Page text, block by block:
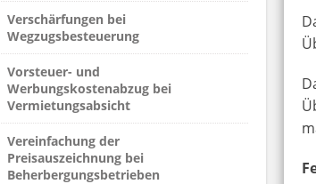
Verschärfungen bei
Wegzugsbesteuerung
Vorsteuer- und
Werbungskostenabzug bei
Vermietungsabsicht
Vereinfachung der
Preisauszeichnung bei
Beherbergungsbetrieben